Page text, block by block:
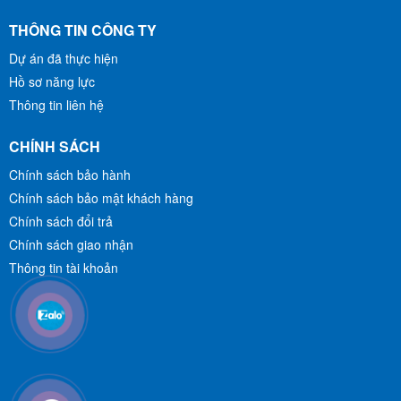
THÔNG TIN CÔNG TY
Dự án đã thực hiện
Hồ sơ năng lực
Thông tin liên hệ
CHÍNH SÁCH
Chính sách bảo hành
Chính sách bảo mật khách hàng
Chính sách đổi trả
Chính sách giao nhận
Thông tin tài khoản